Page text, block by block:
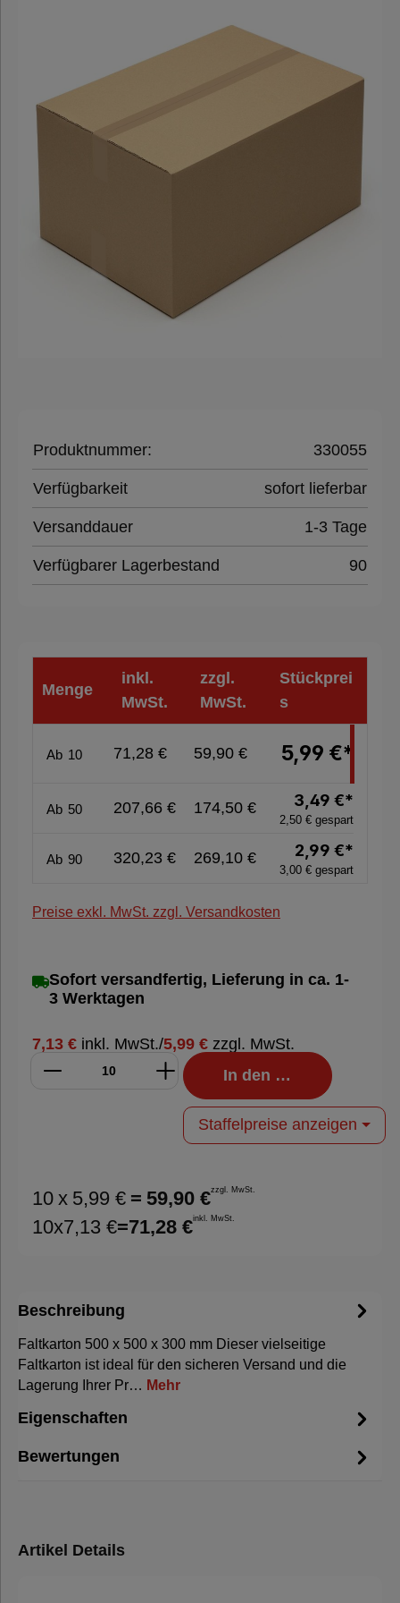
Automatikbodenkartons
Stülpdeckelkartons
Kartons
3-wellig
Füll- &
Polstermaterial
Folien,
Verpackungsmaschinen
Hygieneprodukte
Sale
Produktnummer: 330055
Verfügbarkeit sofort lieferbar
Versanddauer 1-3 Tage
Verfügbarer Lagerbestand 90
Menge
inkl.
MwSt.
zzgl.
MwSt.
Stückprei
s
Ab 10 71,28 € 59,90 € 5,99 €*
Ab 50 207,66 € 174,50 € 3,49 €*
2,50 € gespart
Ab 90 320,23 € 269,10 € 2,99 €*
3,00 € gespart
Preise exkl. MwSt. zzgl. Versandkosten
Sofort versandfertig, Lieferung in ca. 1-
3 Werktagen
7,13 € inkl. MwSt./5,99 € zzgl. MwSt.
In den Warenkorb
Staffelpreise anzeigen
10 x 5,99 € = 59,90 €zzgl. MwSt.
10x7,13 €=71,28 €inkl. MwSt.
Beschreibung
Faltkarton 500 x 500 x 300 mm Dieser vielseitige
Faltkarton ist ideal für den sicheren Versand und die
Lagerung Ihrer Pr… Mehr
Eigenschaften
Bewertungen
Artikel Details